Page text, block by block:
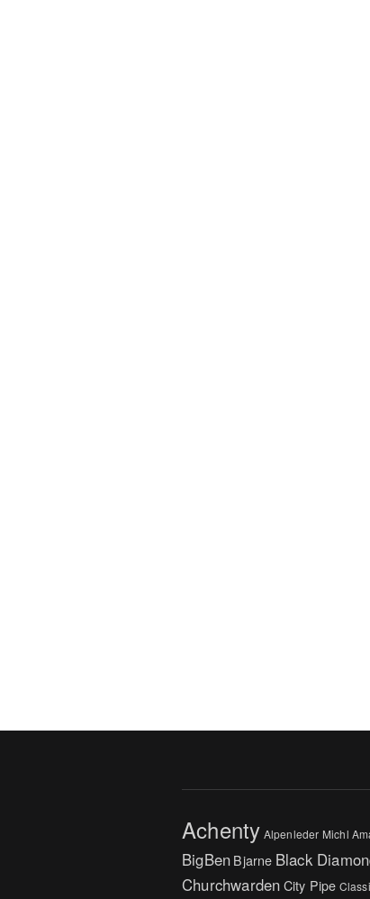
Achenty Alpenleder Michl
BigBenBjarne Black
ChurchwardenCity Pipe